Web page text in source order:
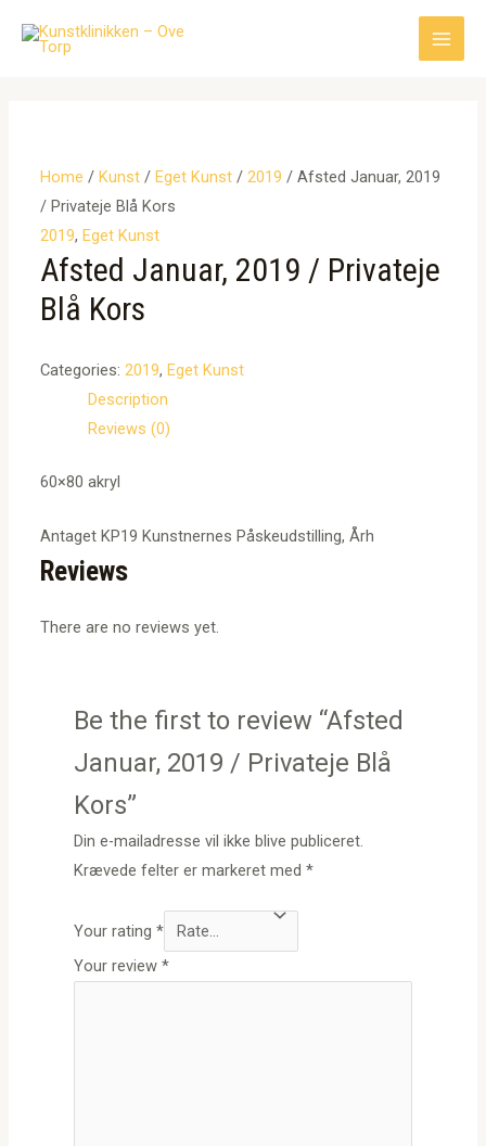
Main
Home /Kunst /Eget Kunst /2019 / Afsted Januar, 2019
/ Privateje Blå Kors
2019,Eget Kunst
Afsted Januar, 2019 / Privateje
Blå Kors
Categories:2019,Eget Kunst
Description
Reviews (0)
60×80 akryl
Antaget KP19 Kunstnernes Påskeudstilling, Årh
Reviews
There are no reviews yet.
Be the first to review “Afsted
Januar, 2019 / Privateje Blå
Kors”
Din e-mailadresse vil ikke blive publiceret.
Krævede felter er markeret med*
Your rating*
Your review*